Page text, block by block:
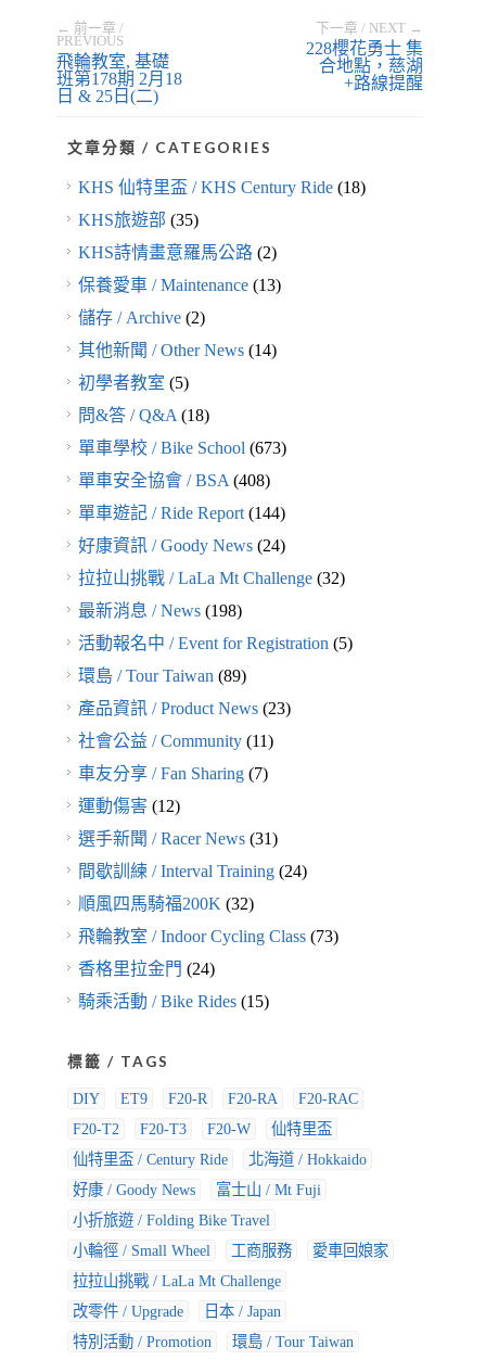
← 前一章 /
PREVIOUS
飛輪教室, 基礎
班第178期 2月18
日 & 25日(二)
下一章 / NEXT →
228櫻花勇士 集
合地點，慈湖
+路線提醒
文章分類 / CATEGORIES
KHS 仙特里盃 / KHS Century Ride(18)
KHS旅遊部 (35)
KHS詩情畫意羅馬公路(2)
保養愛車 / Maintenance(13)
儲存 / Archive(2)
其他新聞 / Other News(14)
初學者教室 (5)
問&答 / Q&A (18)
單車學校 / Bike School (673)
單車安全協會 / BSA (408)
單車遊記 / Ride Report(144)
好康資訊 / Goody News(24)
拉拉山挑戰 / LaLa Mt Challenge(32)
最新消息 / News(198)
活動報名中 / Event for Registration (5)
環島 / Tour Taiwan (89)
產品資訊 / Product News(23)
社會公益 / Community(11)
車友分享 / Fan Sharing(7)
運動傷害(12)
選手新聞 / Racer News(31)
間歇訓練 / Interval Training(24)
順風四馬騎福200K (32)
飛輪教室 / Indoor Cycling Class(73)
香格里拉金門 (24)
騎乘活動 / Bike Rides(15)
標籤 / TAGS
DIY ET9 F20-R F20-RA
F20-RAC
F20-T2
F20-T3 F20-W
仙特里盃
仙特里盃 / Century Ride
北海道 / Hokkaido
好康 / Goody News
富士山 / Mt Fuji
小折旅遊 / Folding Bike Travel
小輪徑 / Small Wheel
工商服務
愛車回娘家
拉拉山挑戰 / LaLa Mt Challenge
改零件 / Upgrade
日本 / Japan
特別活動 / Promotion
環島 / Tour Taiwan